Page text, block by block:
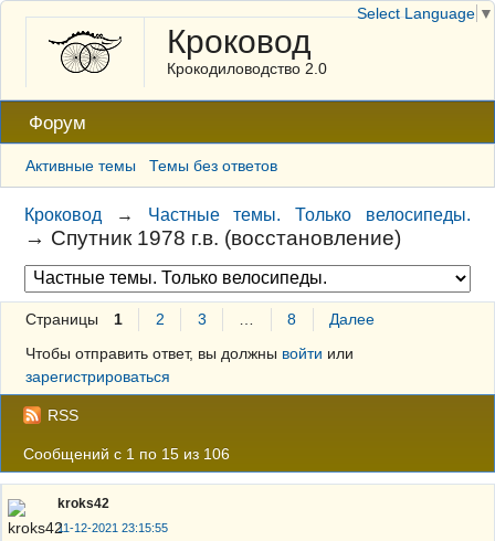
Кроковод
Крокодиловодство 2.0
Форум
Активные темы Темы без ответов
Кроковод → Частные темы. Только велосипеды.
→ Спутник 1978 г.в. (восстановление)
Страницы 1 2 3 8
Далее
Чтобы отправить ответ, вы должны войти или
зарегистрироваться
RSS
Сообщений с 1 по 15 из 106
kroks42
11-12-2021 23:15:55
Select Language ▼